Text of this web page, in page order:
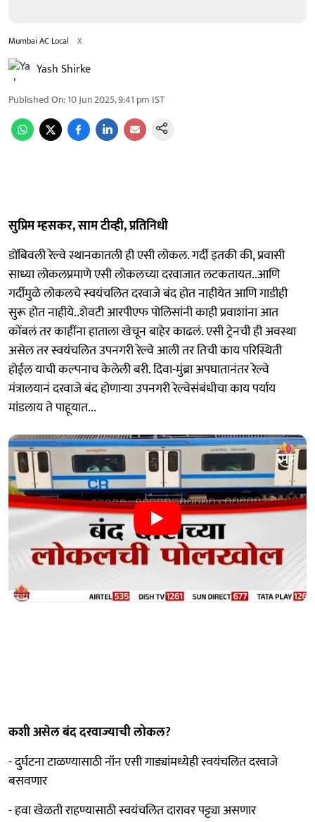
Mumbai AC Local X
Yash Shirke
Published On:10 Jun 2025, 9:41 pm IST
सुप्रिम म्हसकर, साम टीव्ही, प्रतिनिधी
डोंबिवली रेल्वे स्थानकातली ही एसी लोकल. गर्दी इतकी की, प्रवासी
साध्या लोकलप्रमाणे एसी लोकलच्या दरवाजात लटकतायत..आणि
गर्दीमुळे लोकलचे स्वयंचलित दरवाजे बंद होत नाहीयेत आणि गाडीही
सुरू होत नाहीये..शेवटी आरपीएफ पोलिसांनी काही प्रवाशांना आत
कोंबलं तर काहींना हाताला खेचून बाहेर काढलं. एसी ट्रेनची ही अवस्था
असेल तर स्वयंचलित उपनगरी रेल्वे आली तर तिची काय परिस्थिती
होईल याची कल्पनाच केलेली बरी. दिवा-मुंब्रा अपघातानंतर रेल्वे
मंत्रालयानं दरवाजे बंद होणाऱ्या उपनगरी रेल्वेसंबंधीचा काय पर्याय
मांडलाय ते पाहूयात...
कशी असेल बंद दरवाज्याची लोकल?
- दुर्घटना टाळण्यासाठी नॉन एसी गाड्यांमध्येही स्वयंचलित दरवाजे
बसवणार
- हवा खेळती राहण्यासाठी स्वयंचलित दारावर पट्ट्या असणार